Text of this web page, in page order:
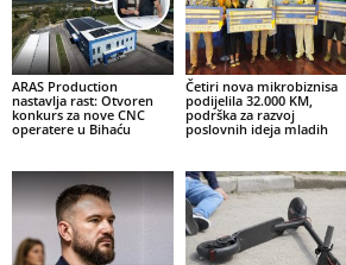
ARAS Production
nastavlja rast: Otvoren
konkurs za nove CNC
operatere u Bihaću
Četiri nova mikrobiznisa
podijelila 32.000 KM,
podrška za razvoj
poslovnih ideja mladih